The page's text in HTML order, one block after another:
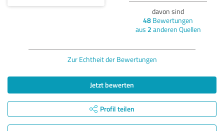
davon sind
48 Bewertungen
aus 2 anderen Quellen
Zur Echtheit der Bewertungen
Jetzt bewerten
Profil teilen